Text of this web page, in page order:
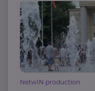
NetwIN production